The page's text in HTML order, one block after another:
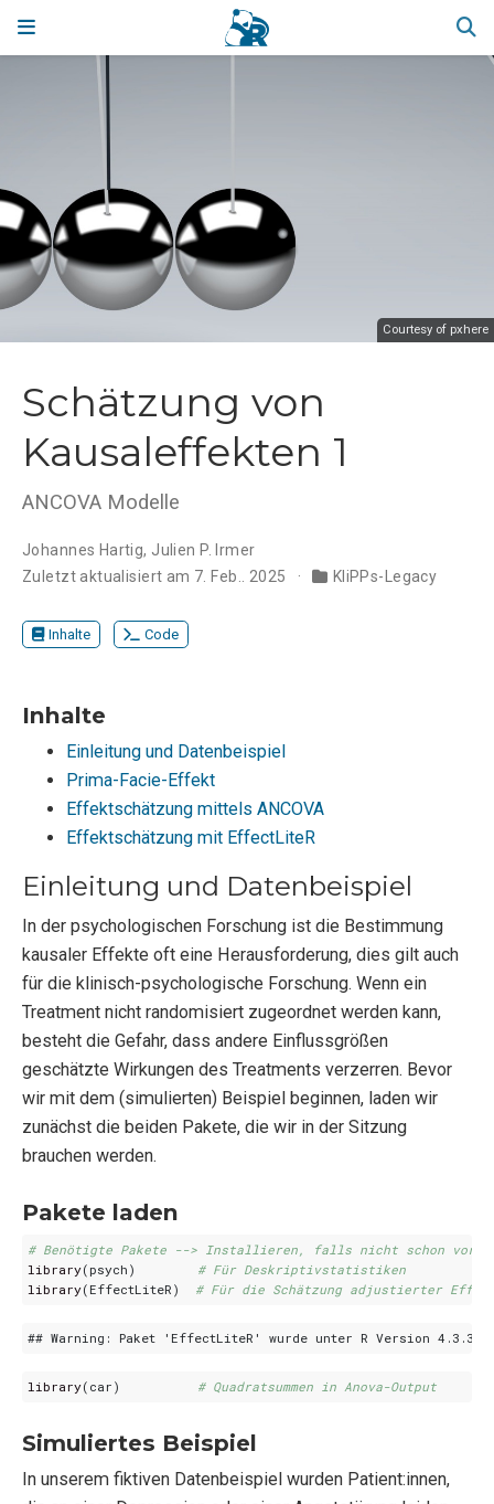
Courtesy of pxhere
Schätzung von
Kausaleffekten 1
ANCOVA Modelle
Johannes Hartig, Julien P. Irmer
Zuletzt aktualisiert am 7. Feb.. 2025
KliPPs-Legacy
Inhalte Code
Inhalte
Einleitung und Datenbeispiel
Prima-Facie-Effekt
Effektschätzung mittels ANCOVA
Effektschätzung mit EffectLiteR
Einleitung und Datenbeispiel
In der psychologischen Forschung ist die Bestimmung
kausaler Effekte oft eine Herausforderung, dies gilt auch
für die klinisch-psychologische Forschung. Wenn ein
Treatment nicht randomisiert zugeordnet werden kann,
besteht die Gefahr, dass andere Einflussgrößen
geschätzte Wirkungen des Treatments verzerren. Bevor
wir mit dem (simulierten) Beispiel beginnen, laden wir
zunächst die beiden Pakete, die wir in der Sitzung
brauchen werden.
Pakete laden
# Benötigte Pakete --> Installieren, falls nicht schon
library( psych )
# Für Deskriptivstatistiken
library( EffectLiteR ) # Für die Schätzung adjustierter
library( car ) # Quadratsummen in Anova-Output
Simuliertes Beispiel
In unserem fiktiven Datenbeispiel wurden Patient:innen,